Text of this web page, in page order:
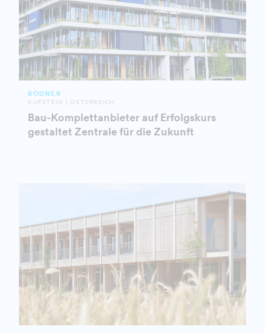
BODNER
KUFSTEIN | ÖSTERREICH
Bau-Komplettanbieter auf Erfolgskurs
gestaltet Zentrale für die Zukunft